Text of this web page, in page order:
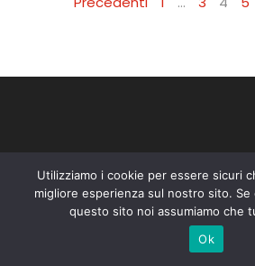
Le migliori destinazioni scelte per te
Utilizziamo i cookie per essere sicuri
migliore esperienza sul nostro sito.
questo sito noi assumiamo che
Ok